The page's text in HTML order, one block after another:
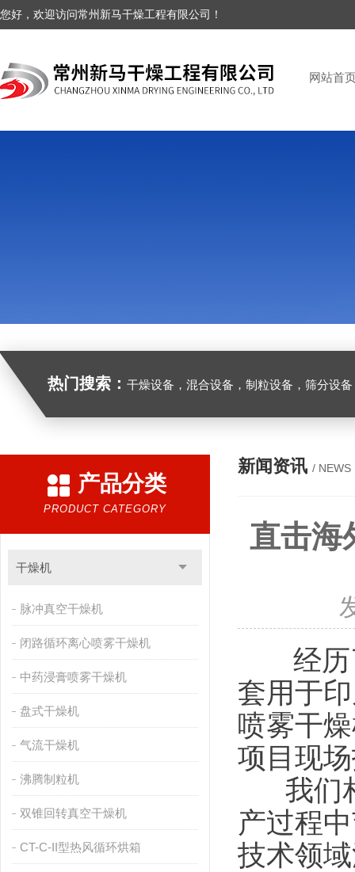
您好，欢迎访问常州新马干燥工程有限公司！
网站首
热门搜索： 干燥设备，混合设备，制粒设备，筛分设
产品分类
PRODUCT CATEGORY
干燥机
脉冲真空干燥机
闭路循环离心喷雾干燥机
中药浸膏喷雾干燥机
盘式干燥机
气流干燥机
沸腾制粒机
双锥回转真空干燥机
CT-C-II型热风循环烘箱
新闻资讯 / NEWS
直击海
经历了
套用于
喷雾干
项目现
我们相
产过程
技术领